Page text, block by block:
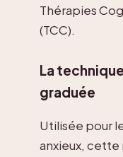
Thérapies
(TCC).
La
graduée
Utilisée pour
anxieux, cette